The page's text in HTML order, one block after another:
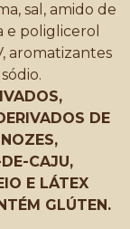
sal, amido de
e poliglicerol
aromatizantes
DE
CAJU,
E LÁTEX
GLÚTEN.